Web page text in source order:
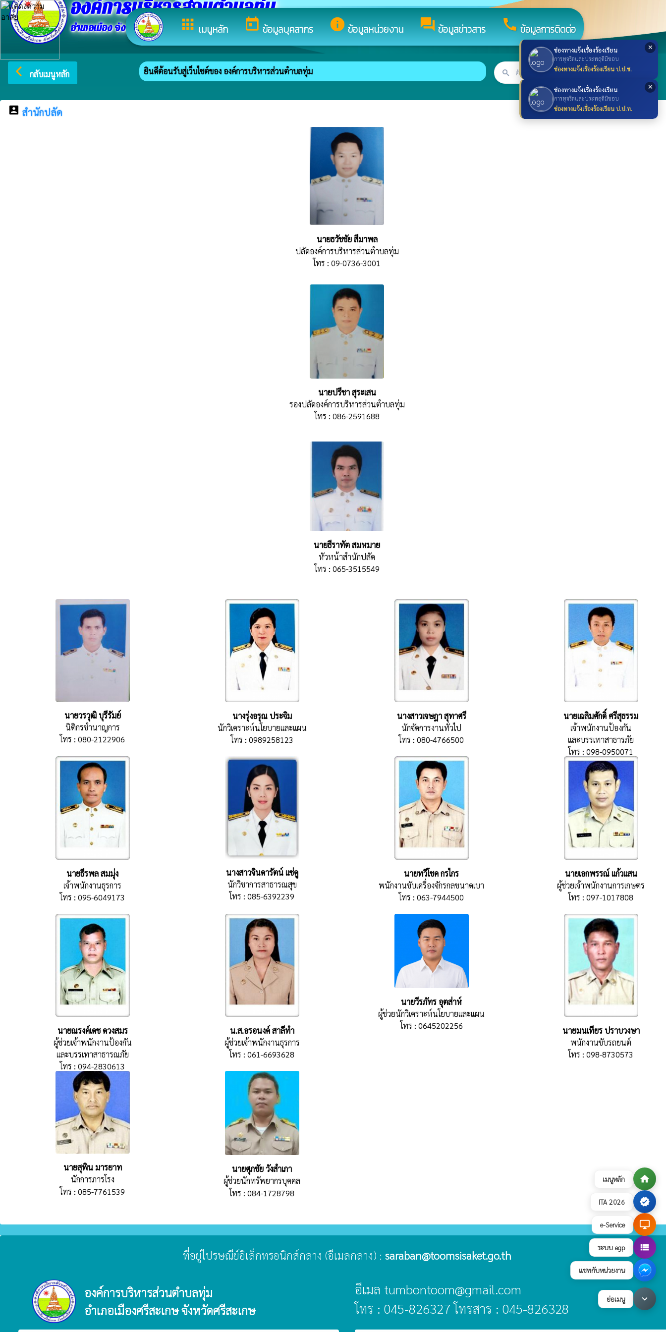
เมนูหลัก home
ITA 2026 verified
e-Service desktop_windows
ระบบ egp view_list
แชทกับหน่วยงาน
ย่อเมนู keyboard_arrow_down
✕
ช่องทางแจ้งเรื่องร้องเรียน
การทุจริตและประพฤติมิชอบ
ช่องทางแจ้งเรื่องร้องเรียน ป.ป.ช.
✕
ช่องทางแจ้งเรื่องร้องเรียน
การทุจริตและประพฤติมิชอบ
ช่องทางแจ้งเรื่องร้องเรียน ป.ป.ท.
appsเมนูหลัก todayข้อมูลบุคลากร infoข้อมูลหน่วยงาน forumข้อมูลข่าวสาร callข้อมูลการติดต่อ
องค์การบริหารส่วนตำบลทุ่ม
อำเภอเมือง จังหวัดศรีสะเกษ
arrow_back_ios กลับเมนูหลัก ยินดีต้อนรับสู่เว็บไซต์ของ องค์การบริหารส่วนตำบลทุ่ม search searchค้นหา
account_box สำนักปลัด
นายธวัชชัย สีมาพล
ปลัดองค์การบริหารส่วนตำบลทุ่ม
โทร : 09-0736-3001
นายปรีชา สุระเสน
รองปลัดองค์การบริหารส่วนตำบลทุ่ม
โทร : 086-2591688
นายธีราทัต สมหมาย
หัวหน้าสำนักปลัด
โทร : 065-3515549
นายวรวุฒิ บุรีรัมย์
นิติกรชำนาญการ
โทร : 080-2122906
นางรุ่งอรุณ ประจิม
นักวิเคราะห์นโยบายและแผน
โทร : 0989258123
นางสาวเจษฎา สุทาศรี
นักจัดการงานทั่วไป
โทร : 080-4766500
นายเฉลิมศักดิ์ ศรีสุธรรม
เจ้าพนักงานป้องกัน
และบรรเทาสาธารภัย
โทร : 098-0950071
นายธีรพล สมมุ่ง
เจ้าพนักงานธุรการ
โทร : 095-6049173
นางสาวจินดารัตน์ แซ่คู
นักวิชาการสาธารณสุข
โทร : 085-6392239
นายทวีโชค กรไกร
พนักงานขับเครื่องจักรกลขนาดเบา
โทร : 063-7944500
นายเอกพรรณ์ แก้วแสน
ผู้ช่วยเจ้าพนักงานการเกษตร
โทร : 097-1017808
นายณรงค์เดช ดวงสมร
ผู้ช่วยเจ้าพนักงานป้องกัน
และบรรเทาสาธารณภัย
โทร : 094-2830613
น.ส.อรอนงค์ สาลีทำ
ผู้ช่วยเจ้าพนักงานธุรการ
โทร : 061-6693628
นายวีรภัทร อุตส่าห์
ผู้ช่วยนักวิเคราะห์นโยบายและแผน
โทร : 0645202256
นายมนเทียร ปราบวงษา
พนักงานขับรถยนต์
โทร : 098-8730573
นายสุพิน มารยาท
นักการภารโรง
โทร : 085-7761539
นายศุภชัย วังสำเภา
ผู้ช่วยนักทรัพยากรบุคคล
โทร : 084-1728798
ที่อยู่ไปรษณีย์อิเล็กทรอนิกส์กลาง (อีเมลกลาง) : saraban@toomsisaket.go.th
องค์การบริหารส่วนตำบลทุ่ม
อำเภอเมืองศรีสะเกษ จังหวัดศรีสะเกษ
อีเมล tumbontoom@gmail.com
โทร : 045-826327 โทรสาร : 045-826328